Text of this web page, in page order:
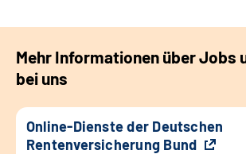
Mehr Informationen über Jobs
bei uns
Online-Dienste der Deutschen
Rentenversicherung Bund